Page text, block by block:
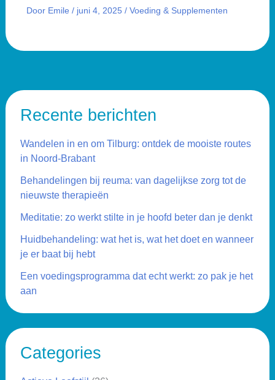
Door Emile / juni 4, 2025 / Voeding & Supplementen
Recente berichten
Wandelen in en om Tilburg: ontdek de mooiste routes
in Noord-Brabant
Behandelingen bij reuma: van dagelijkse zorg tot de
nieuwste therapieën
Meditatie: zo werkt stilte in je hoofd beter dan je denkt
Huidbehandeling: wat het is, wat het doet en wanneer
je er baat bij hebt
Een voedingsprogramma dat echt werkt: zo pak je het
aan
Categories